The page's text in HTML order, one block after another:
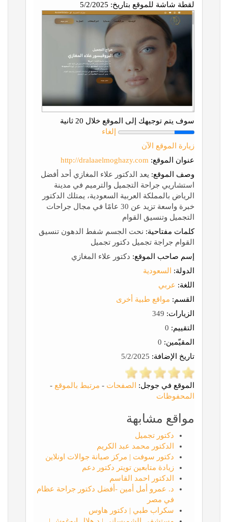
لقطة شاشة للموقع بتاريخ:
سوف يتم توجيهك إلى الموقع خلال 20 ثانية
إلغاء
زيارة الموقع الآن
عنوان الموقع: http://dralaaelmoghazy.com
وصف الموقع: يعد الدكتور علاء المغازي أحد أفضل
استشاريي جراحة التجميل والترميم في مدينة
الرياض بالمملكة العربية السعودية، يمتلك الدكتور
خبرة واسعة تزيد عن 30 عامًا في مجال جراحات
التجميل وتنسيق القوام
كلمات مفتاحية: نحت الجسم شفط الدهون تنسيق
القوام جراجة تجميل دكتور تجميل
إسم صاحب الموقع: دكتور علاء المغازي
الدولة:
السعودية
اللغة: عربي
القسم: مواقع طبية أخرى
الزيارات:
التقييم:
المقيّمين:
تاريخ الإضافة:
الموقع في جوجل: الصفحات - مرتبط بالموقع -
المحفوظات
مواقع مشابهة
دكتور تجميل
الدكتور محمد عبد الكريم
دكتور سوفت | مركز صيانة جوالات اونلاين
زيادة متابعين تويتر دكتور دعم
الدكتور احمد القاسم
د. عمرو أمل أمين -أفضل دكتور جراحة عظام
في مصر
سكراب طبي | دكتور هاوس